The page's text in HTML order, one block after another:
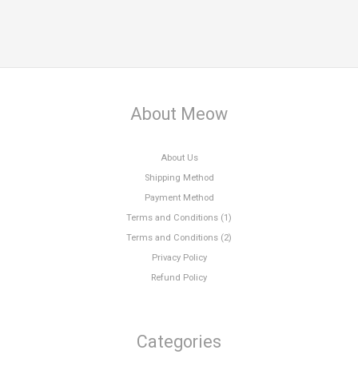
About Meow
About Us
Shipping Method
Payment Method
Terms and Conditions (1)
Terms and Conditions (2)
Privacy Policy
Refund Policy
Categories